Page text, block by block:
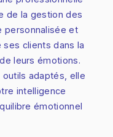
de la gestion des
personnalisée et
clients dans la
leurs émotions.
adaptés, elle
intelligence
émotionnel